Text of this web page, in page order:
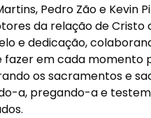
Pedro Zão e Kevin
da relação de Cristo
e dedicação,
fazer em cada momento
os sacramentos e
a, pregando-a e